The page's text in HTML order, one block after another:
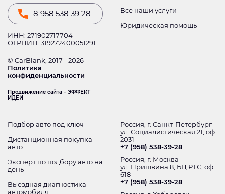
8 958 538 39 28
ИНН: 271902717704
ОГРНИП: 319272400051291
© CarBlank, 2017 - 2026
Политика
конфиденциальности
Продвижение сайта – ЭФФЕКТ
ИДЕИ
Все наши услуги
Юридическая помощь
Подбор авто под ключ
Дистанционная покупка
авто
Эксперт по подбору авто на
день
Выездная диагностика
автомобиля
Россия, г. Санкт-Петербург
ул. Социалистическая 21, оф.
2031
+7 (958) 538-39-28
Россия, г. Москва
ул. Пришвина 8, БЦ РТС, оф.
618
+7 (958) 538-39-28